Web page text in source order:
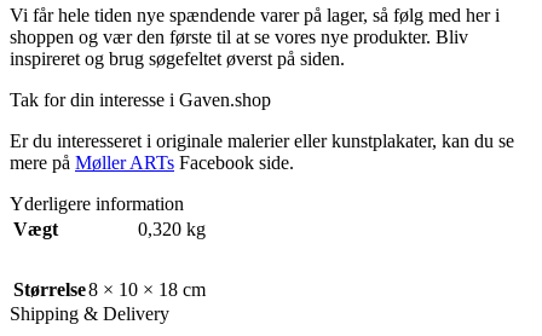
Vi får hele tiden nye spændende varer på lager, så følg med her i
shoppen og vær den første til at se vores nye produkter. Bliv
inspireret og brug søgefeltet øverst på siden.
Tak for din interesse i Gaven.shop
Er du interesseret i originale malerier eller kunstplakater, kan du se
mere på Møller ARTs Facebook side.
Yderligere information
Vægt
0,320 kg
Størrelse8 × 10 × 18 cm
Shipping & Delivery